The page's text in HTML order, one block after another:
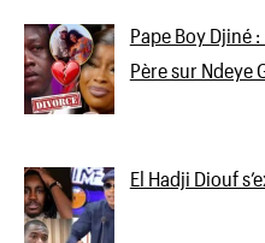
Pape Boy Djiné
Père sur Ndeye
El Hadji Diouf